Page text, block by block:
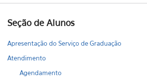
Seção de Alunos
Apresentação do Serviço de Graduação
Atendimento
Agendamento